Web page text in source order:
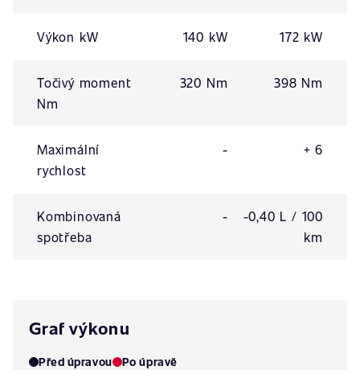
Výkon kW 140 kW 172 kW
Točivý moment
Nm
320 Nm 398 Nm
Maximální
rychlost
- + 6
Kombinovaná
spotřeba
-
-0,40 L / 100
km
Graf výkonu
Před úpravou Po úpravě